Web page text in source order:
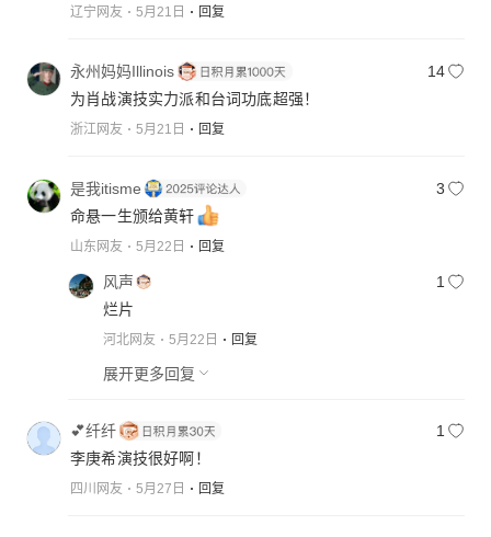
辽宁网友 5月21日 回复
永州妈妈Illinois
14
为肖战演技实力派和台词功底超强！
浙江网友 5月21日 回复
是我itisme
3
命悬一生颁给黄轩
山东网友 5月22日 回复
风声
1
烂片
河北网友 5月22日 回复
展开更多回复
💕纤纤
1
李庚希演技很好啊！
四川网友 5月27日 回复